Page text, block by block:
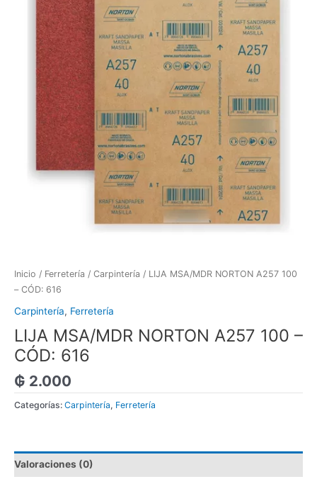
Inicio / Ferretería / Carpintería / LIJA MSA/MDR NORTON A257 100
– CÓD: 616
Carpintería, Ferretería
LIJA MSA/MDR NORTON A257 100 –
CÓD: 616
₲ 2.000
Categorías: Carpintería, Ferretería
Valoraciones (0)